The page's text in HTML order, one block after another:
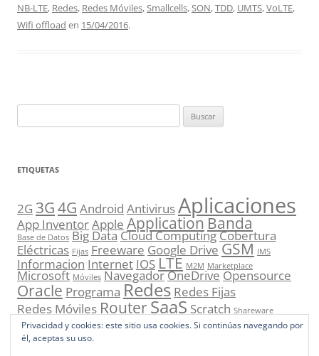
NB-LTE, Redes, Redes Móviles,Smallcells,SON,TDD, UMTS,VoLTE,
Wifi offload en 15/04/2016.
ETIQUETAS
2G 3G4G Android AntivirusAplicaciones
App InventorApple Application Banda
Base de Datos Big DataCloud ComputingCobertura
Eléctricas Fijas Freeware Google Drive GSM IMS
Informacion Internet IOS LTE M2M Marketplace
Microsoft Móviles NavegadorOneDriveOpensource
Oracle Programa Redes Redes Fijas
Redes Móviles RouterSaaS Scratch Shareware
Sistema Operativo SmartphoneStoreUMTS VoIP
Privacidad y cookies: este sitio usa cookies. Si continúas navegando por
él, aceptas su uso.